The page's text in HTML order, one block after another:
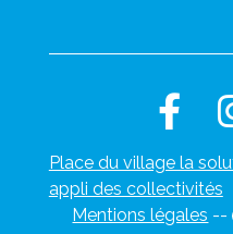
Place du village la
appli des collectivités
Mentions légales --